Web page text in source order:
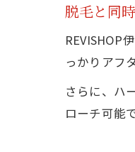
脱毛と同
REVISHOP
っかりアフ
さらに、ハ
ローチ可能